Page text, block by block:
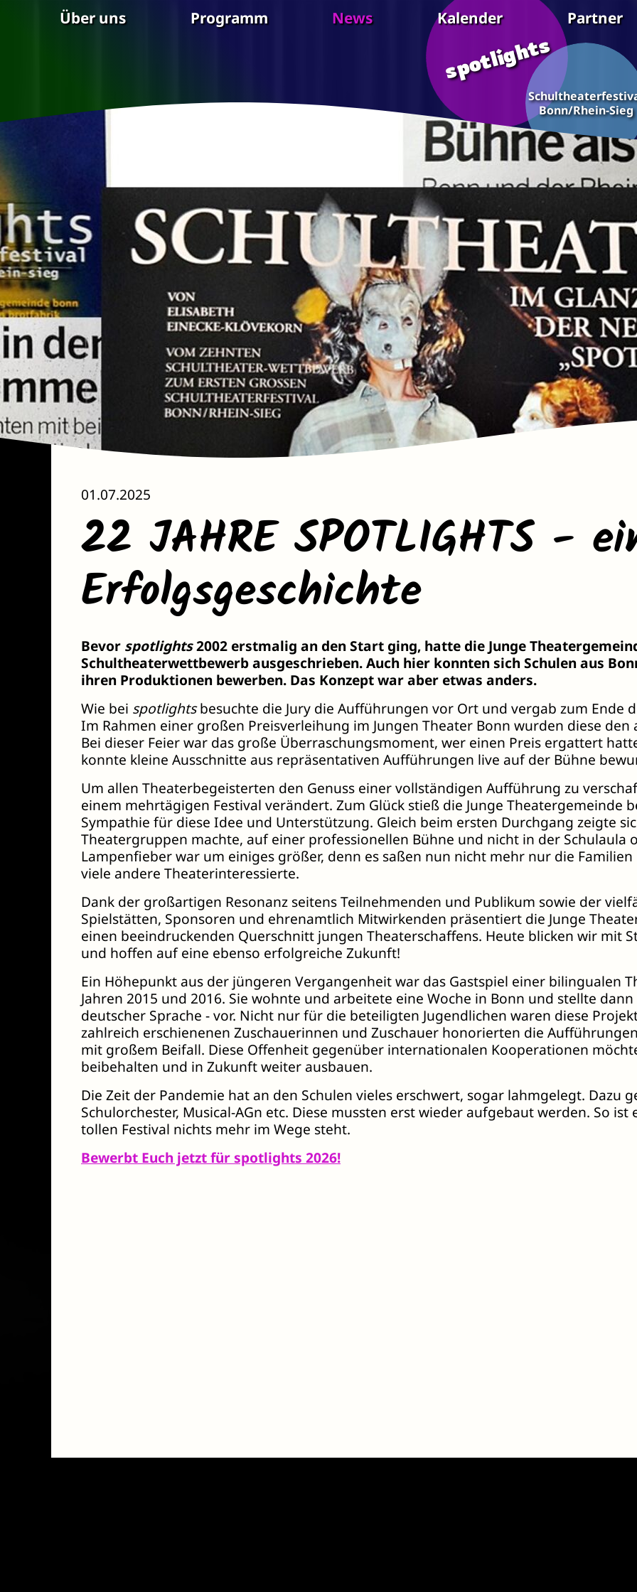
Zum Hauptinhalt springen
spotlights
Bonn/Rhein-Sieg
Über uns Programm News Kalender Partner
01.07.2025
22 JAHRE SPOTLIGHTS -
Erfolgsgeschichte
Bevor spotlights2002 erstmalig an den Start ging, hatte die Junge
Schultheaterwettbewerb ausgeschrieben. Auch hier konnten sich Schulen aus
ihren Produktionen bewerben. Das Konzept war aber etwas anders.
Wie bei spotlightsbesuchte die Jury die Aufführungen vor Ort und vergab zum Ende
Im Rahmen einer großen Preisverleihung im Jungen Theater Bonn wurden diese
Bei dieser Feier war das große Überraschungsmoment, wer einen Preis ergattert
konnte kleine Ausschnitte aus repräsentativen Aufführungen live auf der Bühne
Um allen Theaterbegeisterten den Genuss einer vollständigen Aufführung zu
einem mehrtägigen Festival verändert. Zum Glück stieß die Junge Theatergemeinde
Sympathie für diese Idee und Unterstützung. Gleich beim ersten Durchgang zeigte
Theatergruppen machte, auf einer professionellen Bühne und nicht in der Schulaula
Lampenfieber war um einiges größer, denn es saßen nun nicht mehr nur die
viele andere Theaterinteressierte.
Dank der großartigen Resonanz seitens Teilnehmenden und Publikum sowie der
Spielstätten, Sponsoren und ehrenamtlich Mitwirkenden präsentiert die Junge
einen beeindruckenden Querschnitt jungen Theaterschaffens. Heute blicken wir mit
und hoffen auf eine ebenso erfolgreiche Zukunft!
Ein Höhepunkt aus der jüngeren Vergangenheit war das Gastspiel einer bilingualen
Jahren 2015 und 2016. Sie wohnte und arbeitete eine Woche in Bonn und stellte
deutscher Sprache - vor. Nicht nur für die beteiligten Jugendlichen waren diese
zahlreich erschienenen Zuschauerinnen und Zuschauer honorierten die
mit großem Beifall. Diese Offenheit gegenüber internationalen Kooperationen
beibehalten und in Zukunft weiter ausbauen.
Die Zeit der Pandemie hat an den Schulen vieles erschwert, sogar lahmgelegt. Dazu
Schulorchester, Musical-AGn etc. Diese mussten erst wieder aufgebaut werden. So ist
tollen Festival nichts mehr im Wege steht.
Bewerbt Euch jetzt für spotlights 2026!